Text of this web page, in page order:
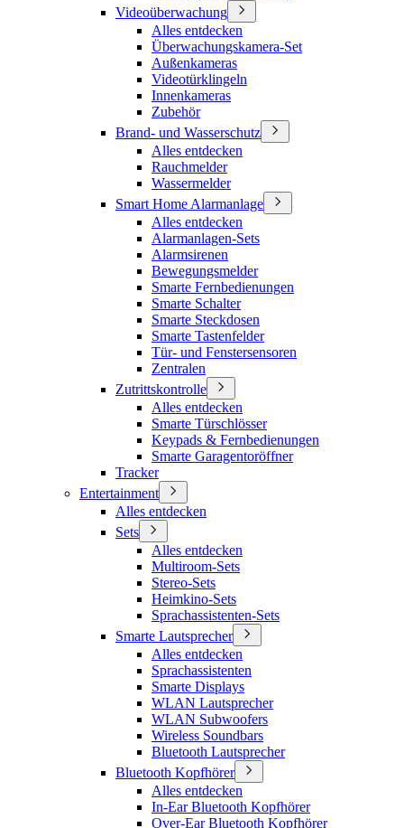
Videoüberwachung
Alles entdecken
Überwachungskamera-Set
Außenkameras
Videotürklingeln
Innenkameras
Zubehör
Brand- und Wasserschutz
Alles entdecken
Rauchmelder
Wassermelder
Smart Home Alarmanlage
Alles entdecken
Alarmanlagen-Sets
Alarmsirenen
Bewegungsmelder
Smarte Fernbedienungen
Smarte Schalter
Smarte Steckdosen
Smarte Tastenfelder
Tür- und Fenstersensoren
Zentralen
Zutrittskontrolle
Alles entdecken
Smarte Türschlösser
Keypads & Fernbedienungen
Smarte Garagentoröffner
Tracker
Entertainment
Alles entdecken
Sets
Alles entdecken
Multiroom-Sets
Stereo-Sets
Heimkino-Sets
Sprachassistenten-Sets
Smarte Lautsprecher
Alles entdecken
Sprachassistenten
Smarte Displays
WLAN Lautsprecher
WLAN Subwoofers
Wireless Soundbars
Bluetooth Lautsprecher
Bluetooth Kopfhörer
Alles entdecken
In-Ear Bluetooth Kopfhörer
Over-Ear Bluetooth Kopfhörer